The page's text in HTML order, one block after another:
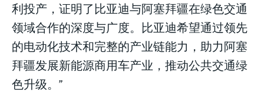
利投产，证明了比亚迪与阿塞拜疆在绿色交通
领域合作的深度与广度。比亚迪希望通过领先
的电动化技术和完整的产业链能力，助力阿塞
拜疆发展新能源商用车产业，推动公共交通绿
色升级。”